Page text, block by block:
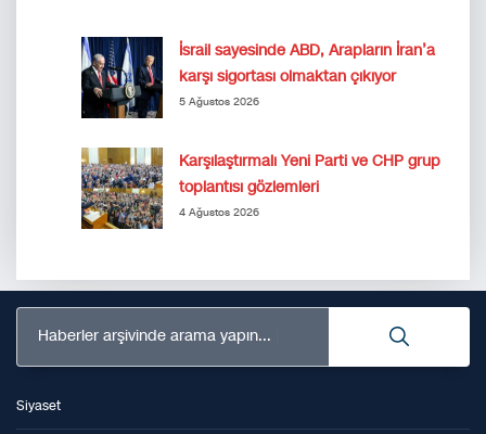
İsrail sayesinde ABD, Arapların İran’a
karşı sigortası olmaktan çıkıyor
5 Ağustos 2026
Karşılaştırmalı Yeni Parti ve CHP grup
toplantısı gözlemleri
4 Ağustos 2026
Haberler arşivinde arama yapın...
Siyaset